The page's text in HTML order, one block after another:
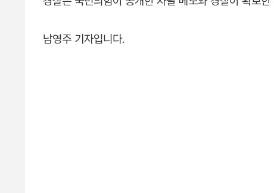
남영주 기자입니다.